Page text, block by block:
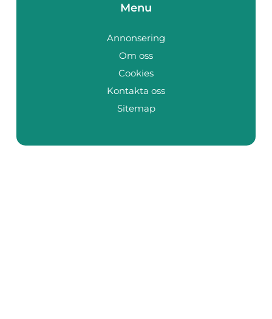
Menu
Annonsering
Om oss
Cookies
Kontakta oss
Sitemap